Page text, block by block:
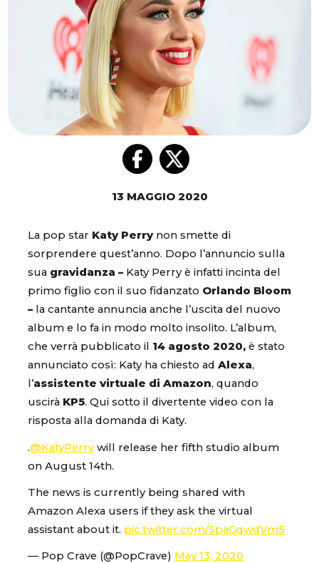
13 MAGGIO 2020
La pop star Katy Perrynon smette di
sorprendere quest’anno. Dopo l’annuncio sulla
sua gravidanza – Katy Perry è infatti incinta del
primo figlio con il suo fidanzato Orlando Bloom
– la cantante annuncia anche l’uscita del nuovo
album e lo fa in modo molto insolito. L’album,
che verrà pubblicato il 14 agosto 2020, è stato
annunciato così: Katy ha chiesto ad Alexa,
l’assistente virtuale di Amazon, quando
uscirà KP5. Qui sotto il divertente video con la
risposta alla domanda di Katy.
.@KatyPerrywill release her fifth studio album
on August 14th.
The news is currently being shared with
Amazon Alexa users if they ask the virtual
assistant about it. pic.twitter.com/SpaGqwdVm5
— Pop Crave (@PopCrave) May 13, 2020